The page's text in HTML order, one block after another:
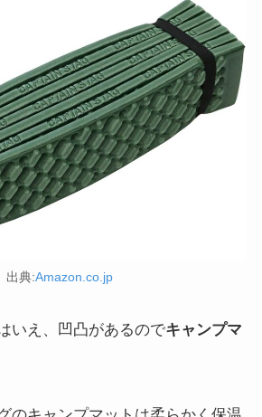
出典:Amazon.co.jp
いえ、凹凸があるのでキャンプマ